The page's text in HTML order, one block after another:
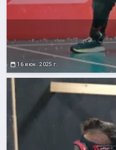
16 июн. 2025 г.